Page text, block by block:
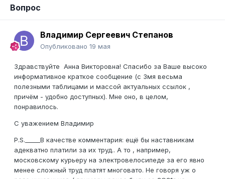
Вопрос
Владимир Сергеевич Степанов
Опубликовано 19 мая
Здравствуйте Анна Викторовна! Спасибо за Ваше высоко
информативное краткое сообщение (с 3мя весьма
полезными таблицами и массой актуальных ссылок ,
причём - удобно доступных). Мне оно, в целом,
понравилось.
С уважением Владимир
P.S._____B качестве комментария: ещё бы наставникам
адекватно платили за их труд.. А то , например,
московскому курьеру на электровелосипеде за его явно
менее сложный труд платят многовато. Не говоря уж о